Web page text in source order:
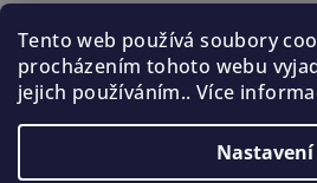
Tento web používá soubory
procházením tohoto webu
jejich používáním.. Více
Nastavení
222 316 990
776 019 998, 602 537 625